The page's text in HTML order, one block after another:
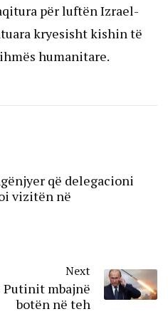
për luftën Izrael-
kryesisht kishin të
humanitare.
që delegacioni
vizitën në
Next
mbajnë
botën në teh